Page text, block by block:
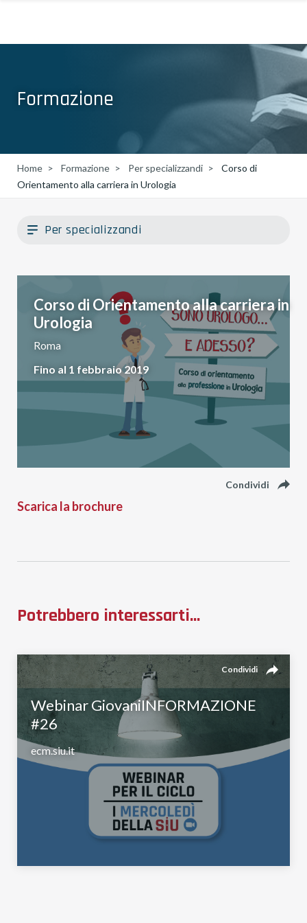
Formazione
Home Formazione Per specializzandi
Corso di
Orientamento alla carriera in Urologia
Per specializzandi
Corso di Orientamento alla carriera in
Urologia
Roma
Fino al 1 febbraio 2019
Condividi reply
Scarica la brochure
Potrebbero interessarti...
Webinar GiovaniINFORMAZIONE
#26
ecm.siu.it
Condividi reply